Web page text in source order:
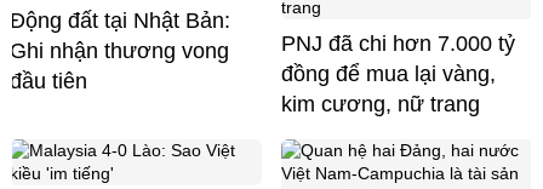
Động đất tại Nhật Bản:
Ghi nhận thương vong
đầu tiên
PNJ đã chi hơn 7.000 tỷ
đồng để mua lại vàng,
kim cương, nữ trang